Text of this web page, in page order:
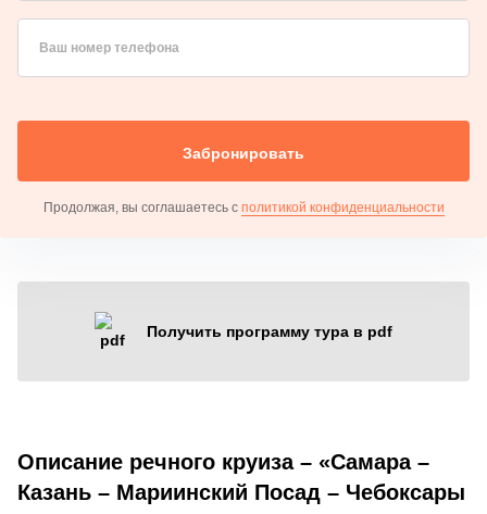
Ваш номер телефона
Забронировать
Продолжая, вы соглашаетесь с политикой конфиденциальности
Получить программу тура в pdf
Описание речного круиза – «Самара –
Казань – Мариинский Посад – Чебоксары